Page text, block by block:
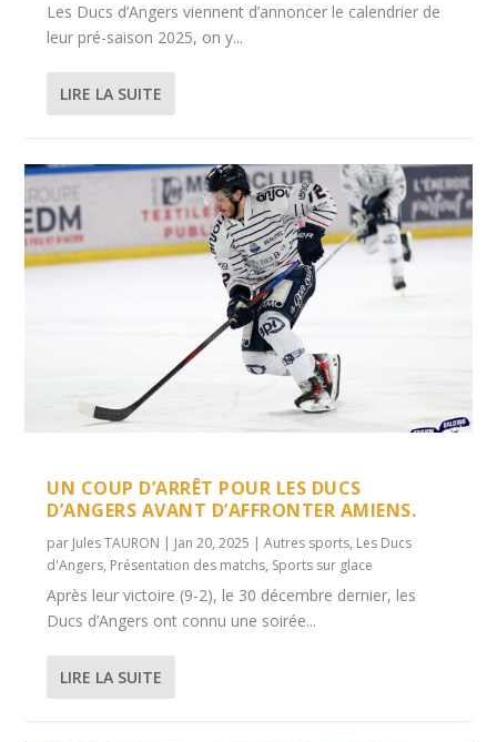
Les Ducs d’Angers viennent d’annoncer le calendrier de
leur pré-saison 2025, on y...
LIRE LA SUITE
UN COUP D’ARRÊT POUR LES DUCS
D’ANGERS AVANT D’AFFRONTER AMIENS.
par Jules TAURON | Jan 20, 2025 |Autres sports, Les Ducs
d'Angers, Présentation des matchs, Sports sur glace
Après leur victoire (9-2), le 30 décembre dernier, les
Ducs d’Angers ont connu une soirée...
LIRE LA SUITE